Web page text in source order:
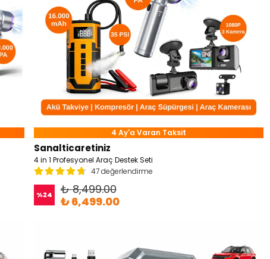
4 Ay'a Varan Taksit
Sanalticaretiniz
4 in 1 Profesyonel Araç Destek Seti
47 değerlendirme
%24
₺ 8,499.00
₺ 6,499.00